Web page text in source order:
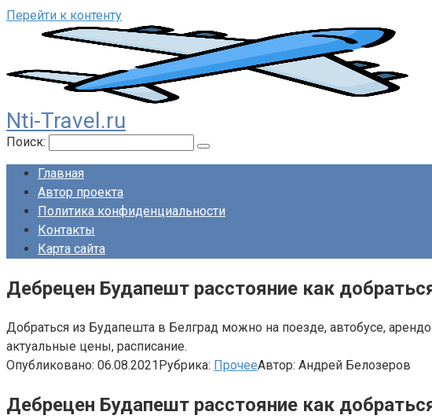
Перейти к контенту
Nti-Travel.ru
Поиск:
Главная
Автор проекта
Политика конфиденциальности
Контакты
Карта сайта
Дебрецен Будапешт расстояние как
Добраться из Будапешта в Белград можно на поезде, автобусе,
актуальные цены, расписание.
Опубликовано: 06.08.2021Рубрика: ПрочееАвтор: Андрей Белозеров
Дебрецен Будапешт расстояние как